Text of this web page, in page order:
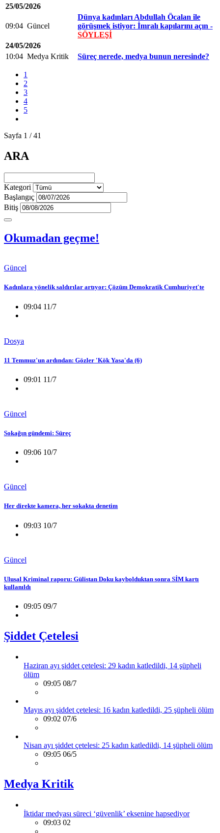
25/05/2026
09:04 Güncel
Dünya kadınları Abdullah Öcalan ile
görüşmek istiyor: İmralı kapılarını açın -
SÖYLEŞİ
24/05/2026
10:04 Medya Kritik Süreç nerede, medya bunun neresinde?
1
2
3
4
5
Sayfa 1 / 41
ARA
Kategori
Başlangıç
Bitiş
Okumadan geçme!
Güncel
Kadınlara yönelik saldırılar artıyor: Çözüm Demokratik Cumhuriyet'te
09:04 11/7
Dosya
11 Temmuz'un ardından: Gözler 'Kök Yasa'da (6)
09:01 11/7
Güncel
Sokağın gündemi: Süreç
09:06 10/7
Güncel
Her direkte kamera, her sokakta denetim
09:03 10/7
Güncel
Ulusal Kriminal raporu: Gülistan Doku kaybolduktan sonra SİM kartı
kullanıldı
09:05 09/7
Şiddet Çetelesi
Haziran ayı şiddet çetelesi: 29 kadın katledildi, 14 şüpheli
ölüm
09:05 08/7
Mayıs ayı şiddet çetelesi: 16 kadın katledildi, 25 şüpheli ölüm
09:02 07/6
Nisan ayı şiddet çetelesi: 25 kadın katledildi, 14 şüpheli ölüm
09:05 06/5
Medya Kritik
İktidar medyası süreci ‘güvenlik’ eksenine hapsediyor
09:03 02